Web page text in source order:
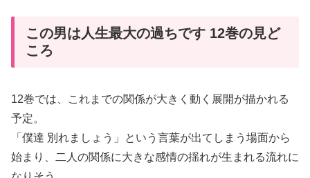
この男は人生最大の過ちです 12巻の見ど
ころ
12巻では、これまでの関係が大きく動く展開が描かれる
予定。
「僕達 別れましょう」という言葉が出てしまう場面から
始まり、二人の関係に大きな感情の揺れが生まれる流れに